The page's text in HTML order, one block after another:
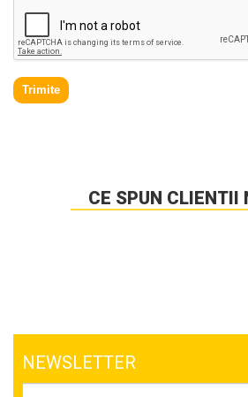
Trimite
CE SPUN CLIENTII
NEWSLETTER